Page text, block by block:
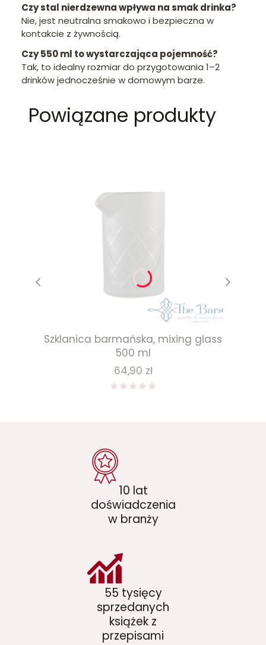
Czy stal nierdzewna wpływa na smak drinka?
Nie, jest neutralna smakowo i bezpieczna w
kontakcie z żywnością.
Czy 550 ml to wystarczająca pojemność?
Tak, to idealny rozmiar do przygotowania 1–2
drinków jednocześnie w domowym barze.
Powiązane produkty
Szklanica barmańska, mixing glass
500 ml
Cena
64,90 zł
10 lat
doświadczenia
w branży
55 tysięcy
sprzedanych
książek z
przepisami